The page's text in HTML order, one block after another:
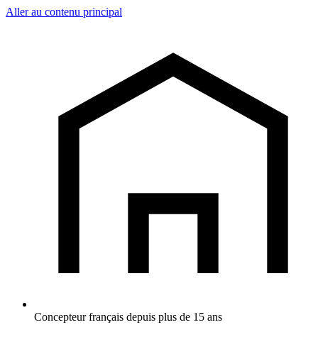
Aller au contenu principal
Concepteur français depuis plus de 15 ans